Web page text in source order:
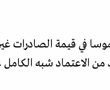
في قيمة الصادرات
الاعتماد شبه الكامل